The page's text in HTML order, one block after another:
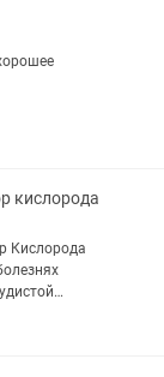
кислорода
Кислорода